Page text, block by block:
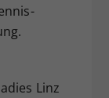
Linz